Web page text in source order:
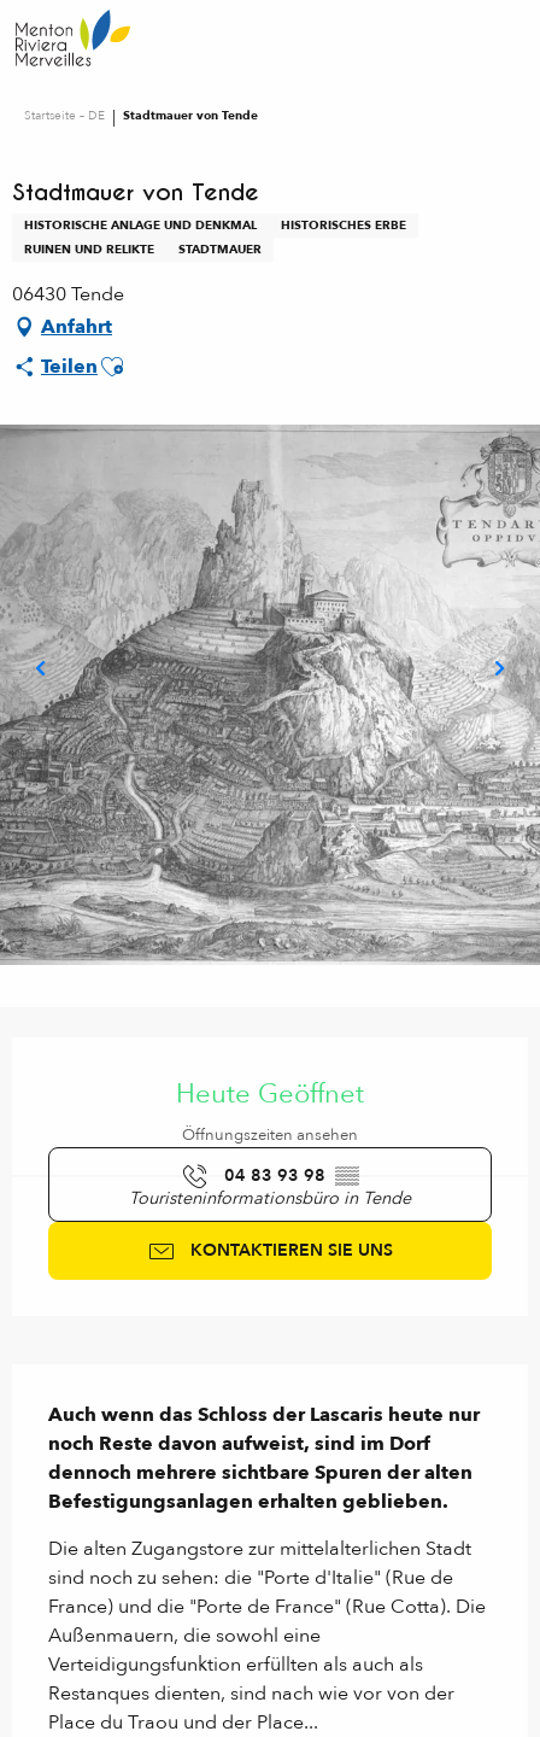
au
contenu
Startseite – DE Stadtmauer von Tende
Stadtmauer von Tende
HISTORISCHE ANLAGE UND DENKMAL
HISTORISCHES ERBE
RUINEN UND RELIKTE
STADTMAUER
06430 Tende
Anfahrt
TeilenAjouter aux favoris
Heute Geöffnet
Öffnungszeiten ansehen
04 83 93 98 ▒▒
Touristeninformationsbüro in Tende
KONTAKTIEREN SIE UNS
Auch wenn das Schloss der Lascaris heute nur
noch Reste davon aufweist, sind im Dorf
dennoch mehrere sichtbare Spuren der alten
Befestigungsanlagen erhalten geblieben.
Die alten Zugangstore zur mittelalterlichen Stadt
sind noch zu sehen: die "Porte d'Italie" (Rue de
France) und die "Porte de France" (Rue Cotta). Die
Außenmauern, die sowohl eine
Verteidigungsfunktion erfüllten als auch als
Restanques dienten, sind nach wie vor von der
Place du Traou und der Place...